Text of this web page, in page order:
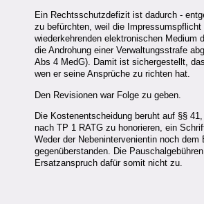
Ein Rechtsschutzdefizit ist dadurch -
zu befürchten, weil die
wiederkehrenden elektronischen Medium
die Androhung einer Verwaltungsstrafe
Abs 4 MedG). Damit ist sichergestellt,
wen er seine Ansprüche zu richten hat.
Den Revisionen war Folge zu geben.
Die Kostenentscheidung beruht auf §§
nach TP 1 RATG zu honorieren, ein
Weder der Nebenintervenientin noch
gegenüberstanden. Die
Ersatzanspruch dafür somit nicht zu.